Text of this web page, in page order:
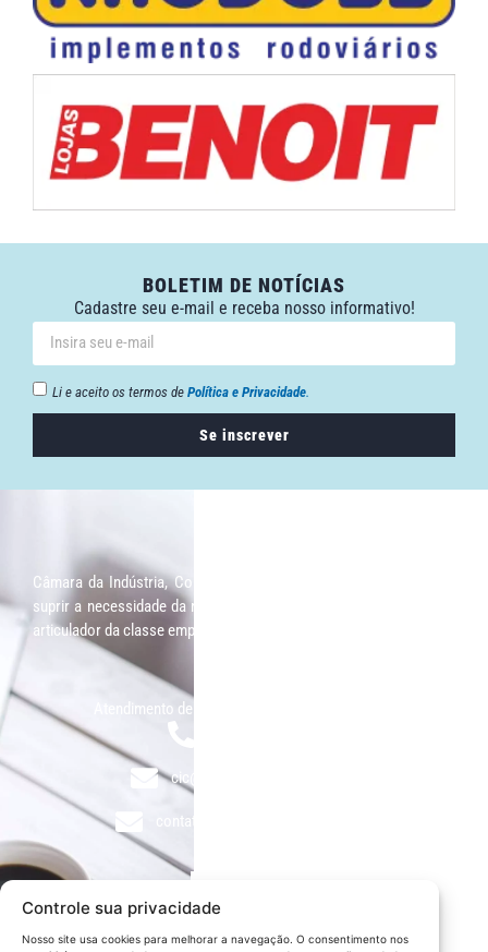
Controle sua privacidade
Nosso site usa cookies para melhorar a navegação. O consentimento nos
BOLETIM DE NOTÍCIAS
Cadastre seu e-mail e receba nosso informativo!
Li e aceito os termos de Política e Privacidade.
Se inscrever
Câmara da Indústria, Comércio e Serviços surgiu em 2005, para
suprir a necessidade da região de ter um organismo que fosse o
articulador da classe empresarial.
Atendimento de segunda à sexta, das 9h às 18h.
cic@cicvaledotaquari.com.br
contato@cicvaledotaquari.com.br
Endereço:
Rua Silva Jardim, 96 Lajeado, Rio Grande do Sul – Brasil